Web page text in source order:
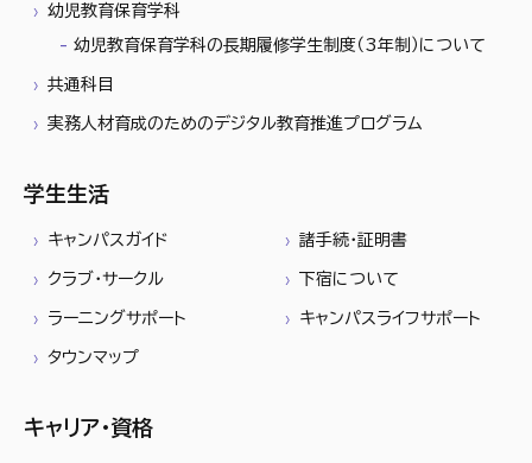
幼児教育保育学科
幼児教育保育学科の長期履修学生制度（3年制）について
共通科目
実務人材育成のためのデジタル教育推進プログラム
学生生活
キャンパスガイド 諸手続・証明書
クラブ・サークル 下宿について
ラーニングサポート キャンパスライフサポート
タウンマップ
キャリア・資格